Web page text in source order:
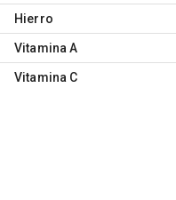
Hierro
Vitamina A
Vitamina C